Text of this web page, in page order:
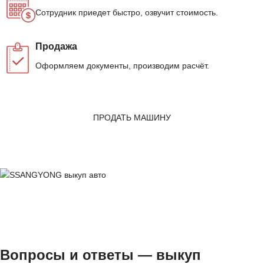
Сотрудник приедет быстро, озвучит стоимость.
Продажа
Оформляем документы, производим расчёт.
ПРОДАТЬ МАШИНУ
Вопросы и ответы — выкуп